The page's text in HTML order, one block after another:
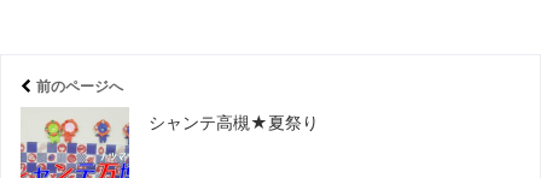
前のページへ
シャンテ高槻★夏祭り